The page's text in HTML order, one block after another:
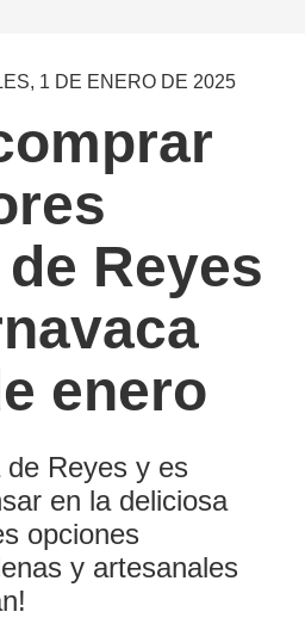
1 DE ENERO DE 2025
Reyes
enero
Reyes y es
en la deliciosa
opciones
y artesanales